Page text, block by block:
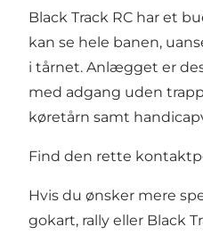
Black Track RC har et
kan se hele banen,
i tårnet. Anlægget er
med adgang uden
køretårn samt
Find den rette
Hvis du ønsker mere
gokart, rally eller Black